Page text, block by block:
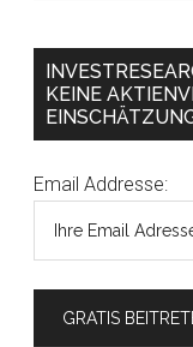
KEINE
Email Addresse: